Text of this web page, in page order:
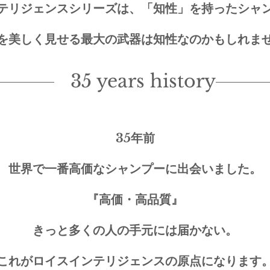
リジェンスシリーズは、「知性」を持ったシャ
美しく見せる最大の武器は知性なのかもしれませ
35 years history
35年前
世界で一番高価なシャンプーに出会いました。
『高価・高品質』
きっと多くの人の手元には届かない。
れがロイスインテリジェンスの原点になります。